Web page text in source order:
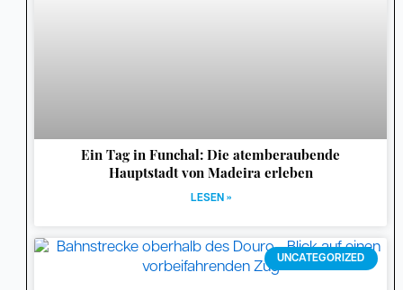
Ein Tag in Funchal: Die atemberaubende
Hauptstadt von Madeira erleben
LESEN »
UNCATEGORIZED